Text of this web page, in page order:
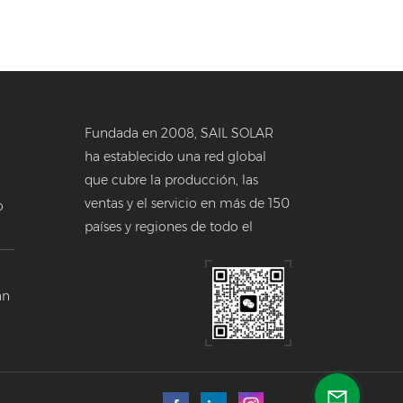
Fundada en 2008, SAIL SOLAR
ha establecido una red global
que cubre la producción, las
ventas y el servicio en más de 150
países y regiones de todo el